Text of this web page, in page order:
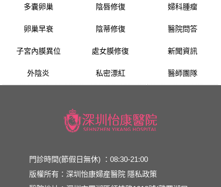
多囊卵巢
卵巢早衰
子宮內膜異位
外陰炎
陰唇修復
陰蒂修復
處女膜修復
私密漂紅
婦科腫瘤
醫院問答
新聞資訊
醫師團隊
門診時間(節假日無休) ：08:30-21:00
版權所有：深圳怡康婦産醫院 隱私政策